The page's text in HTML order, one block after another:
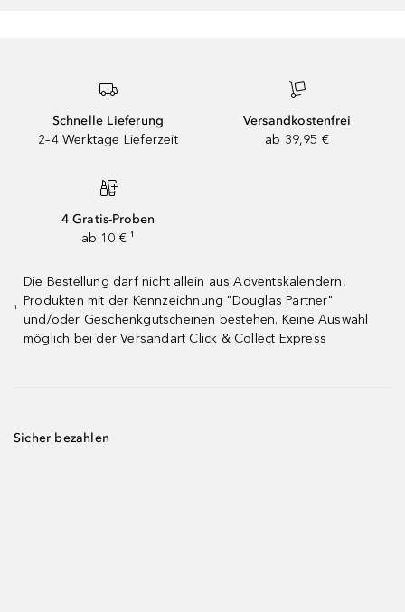
Schnelle Lieferung
2–4 Werktage Lieferzeit
Versandkostenfrei
ab 39,95 €
4 Gratis-Proben
ab 10 € ¹
¹
Die Bestellung darf nicht allein aus Adventskalendern,
Produkten mit der Kennzeichnung "Douglas Partner"
und/oder Geschenkgutscheinen bestehen. Keine Auswahl
möglich bei der Versandart Click & Collect Express
Sicher bezahlen